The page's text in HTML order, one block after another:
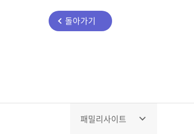
돌아가기
패밀리사이트